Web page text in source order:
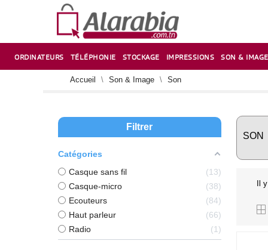
ORDINATEURS TÉLÉPHONIE STOCKAGE IMPRESSIONS SON & IMAGE
Accueil Son & Image Son
Filtrer
Catégories
Casque sans fil
13
Casque-micro
38
Ecouteurs
84
Haut parleur
66
Radio
1
SON
Il